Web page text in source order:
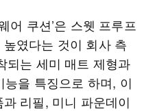
어 쿠션’은 스웻 프루프
였다는 것이 회사 측
되는 세미 매트 제형과
능을 특징으로 하며, 이
리필, 미니 파운데이